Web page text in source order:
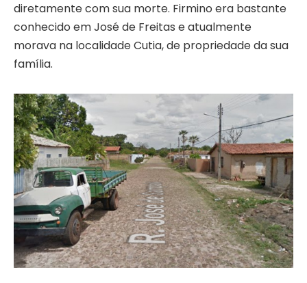
diretamente com sua morte. Firmino era bastante
conhecido em José de Freitas e atualmente
morava na localidade Cutia, de propriedade da sua
família.